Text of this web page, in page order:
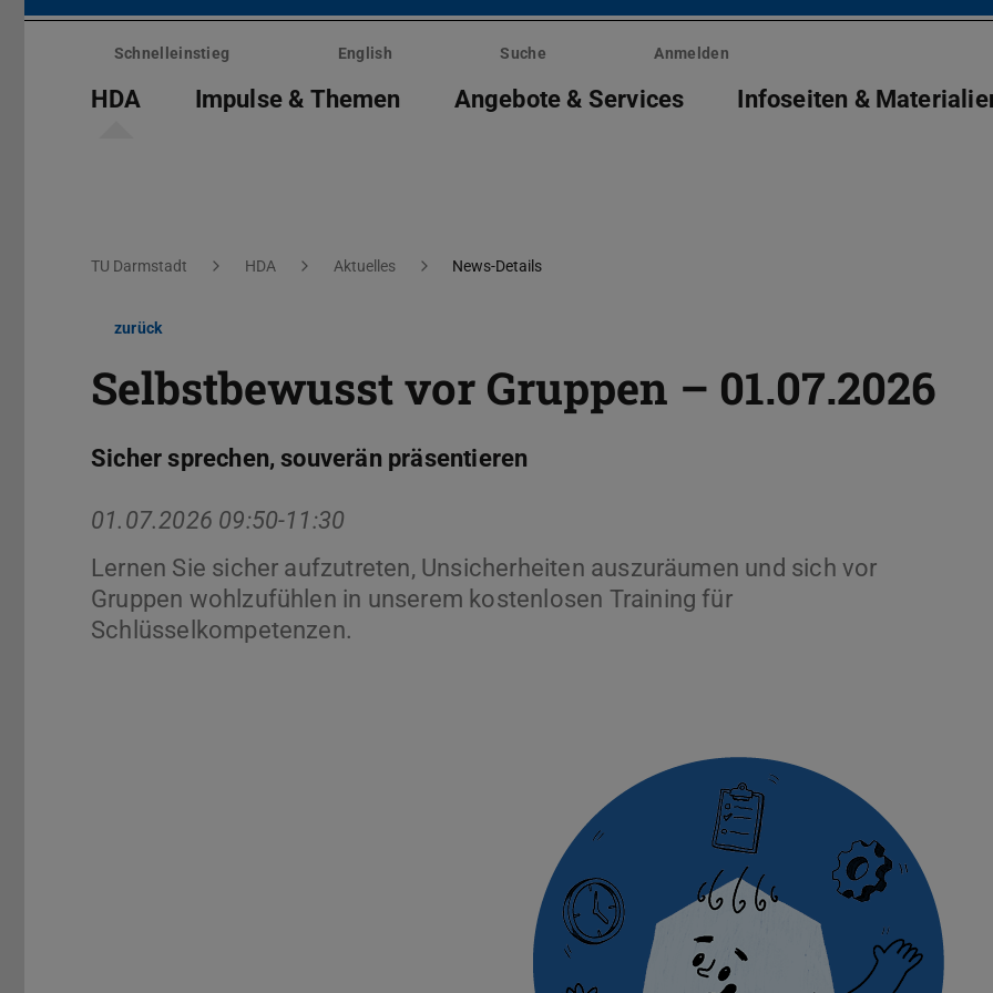
Menü
überspringenSchnelleinstieg English Suche Anmelden
HDA Impulse & Themen Angebote & Services Infoseiten &
Sie befinden sich hier:
TU Darmstadt HDA Aktuelles News-Details
zurück
Selbstbewusst vor Gruppen – 01.07.2026
Sicher sprechen, souverän präsentieren
01.07.2026 09:50-11:30
Lernen Sie sicher aufzutreten, Unsicherheiten auszuräumen und sich vor
Gruppen wohlzufühlen in unserem kostenlosen Training für
Schlüsselkompetenzen.